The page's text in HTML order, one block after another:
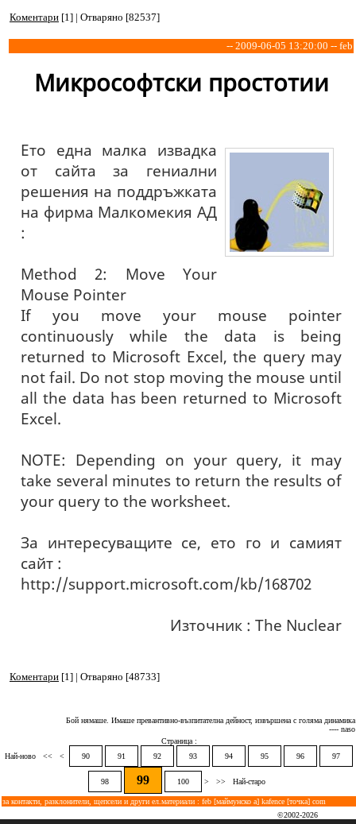
Коментари [1] | Отваряно [82537]
-- 2009-06-05 13:20:00 -- feb
Микрософтски простотии
Ето една малка извадка
от сайта за гениални
решения на поддръжката
на фирма Малкомекия АД
:
Method 2: Move Your
Mouse Pointer
If you move your mouse pointer
continuously while the data is being
returned to Microsoft Excel, the query may
not fail. Do not stop moving the mouse until
all the data has been returned to Microsoft
Excel.
NOTE: Depending on your query, it may
take several minutes to return the results of
your query to the worksheet.
За интересуващите се, ето го и самият
сайт :
http://support.microsoft.com/kb/168702
Източник : The Nuclear
Коментари [1] | Отваряно [48733]
Бой нямаше. Имаше превантивно-възпитателна дейност, извършена с голяма динамика
---- naso
Страница :
Най-ново
<< < 90 91 92 93 94 95 96 97
98 99 100 > >> Най-старо
за контакти, разклонители, щепсели и други ел.материали : feb [маймунско а] kafence [точка] com
©2002-2026